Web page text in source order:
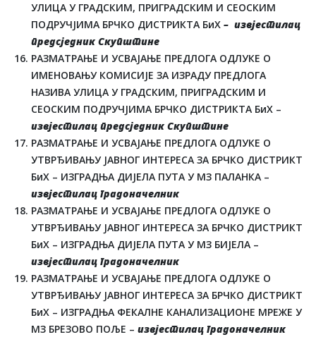
УЛИЦА У ГРАДСКИМ, ПРИГРАДСКИМ И СЕОСКИМ
ПОДРУЧЈИМА БРЧКО ДИСТРИКТА БиХ – извјестилац
предсједник Скупштине
РАЗМАТРАЊЕ И УСВАЈАЊЕ ПРЕДЛОГА ОДЛУКЕ О
ИМЕНОВАЊУ КОМИСИЈЕ ЗА ИЗРАДУ ПРЕДЛОГА
НАЗИВА УЛИЦА У ГРАДСКИМ, ПРИГРАДСКИМ И
СЕОСКИМ ПОДРУЧЈИМА БРЧКО ДИСТРИКТА БиХ –
извјестилац предсједник Скупштине
РАЗМАТРАЊЕ И УСВАЈАЊЕ ПРЕДЛОГА ОДЛУКЕ О
УТВРЂИВАЊУ ЈАВНОГ ИНТЕРЕСА ЗА БРЧКО ДИСТРИКТ
БиХ – ИЗГРАДЊА ДИЈЕЛА ПУТА У МЗ ПАЛАНКА –
извјестилац градоначелник
РАЗМАТРАЊЕ И УСВАЈАЊЕ ПРЕДЛОГА ОДЛУКЕ О
УТВРЂИВАЊУ ЈАВНОГ ИНТЕРЕСА ЗА БРЧКО ДИСТРИКТ
БиХ – ИЗГРАДЊА ДИЈЕЛА ПУТА У МЗ БИЈЕЛА –
извјестилац градоначелник
РАЗМАТРАЊЕ И УСВАЈАЊЕ ПРЕДЛОГА ОДЛУКЕ О
УТВРЂИВАЊУ ЈАВНОГ ИНТЕРЕСА ЗА БРЧКО ДИСТРИКТ
БиХ – ИЗГРАДЊА ФЕКАЛНЕ КАНАЛИЗАЦИОНЕ МРЕЖЕ У
МЗ БРЕЗОВО ПОЉЕ – извјестилац градоначелник